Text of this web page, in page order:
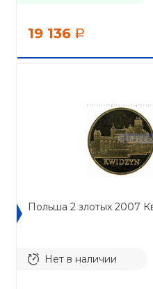
19 136 a
Польша 2 злотых 2007
Нет в наличии